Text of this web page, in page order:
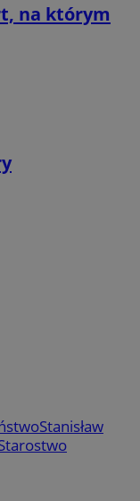
na którym
Stanisław